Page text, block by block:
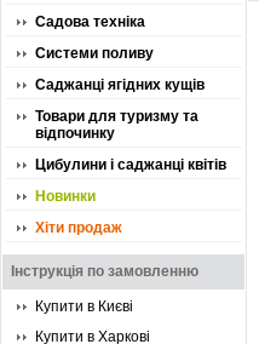
Садова техніка
Системи поливу
Саджанці ягідних кущів
Товари для туризму та
відпочинку
Цибулини і саджанці квітів
Новинки
Хіти продаж
Інструкція по замовленню
Купити в Києві
Купити в Харкові